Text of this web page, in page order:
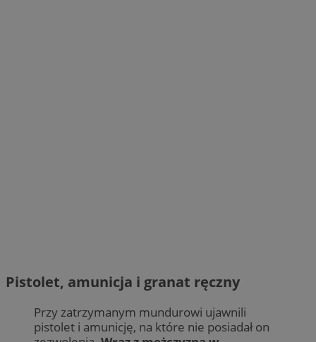
Pistolet, amunicja i granat ręczny
Przy zatrzymanym mundurowi ujawnili
pistolet i amunicję, na które nie posiadał on